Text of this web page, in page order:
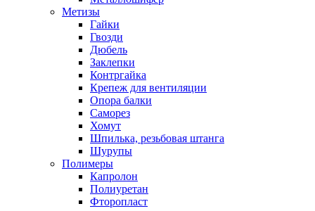
Метизы
Гайки
Гвозди
Дюбель
Заклепки
Контргайка
Крепеж для вентиляции
Опора балки
Саморез
Хомут
Шпилька, резьбовая штанга
Шурупы
Полимеры
Капролон
Полиуретан
Фторопласт